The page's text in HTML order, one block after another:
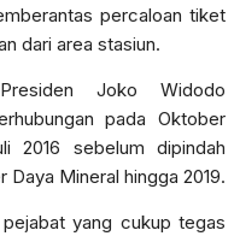
percaloan tiket
dari area stasiun.
Joko Widodo
pada Oktober
2016 sebelum dipindah
Mineral hingga 2019.
yang cukup tegas